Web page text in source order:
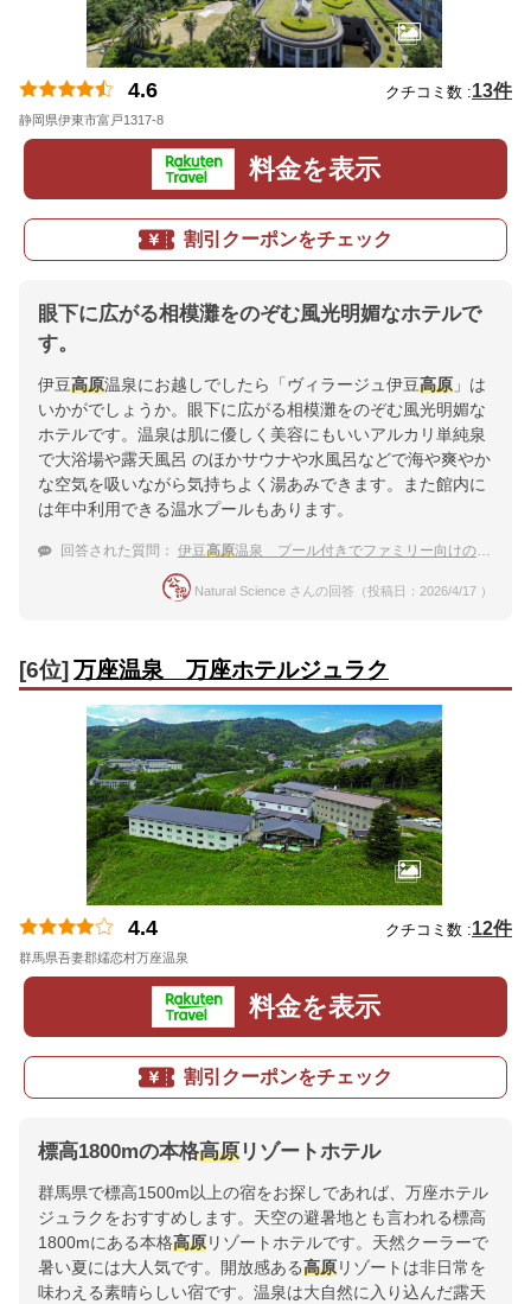
4.6 クチコミ数 :13件
静岡県伊東市富戸1317-8
料金を表示
割引クーポンをチェック
眼下に広がる相模灘をのぞむ風光明媚なホテルで
す。
伊豆高原温泉にお越しでしたら「ヴィラージュ伊豆高原 」は
いかがでしょうか。眼下に広がる相模灘をのぞむ風光明媚な
ホテルです。温泉は肌に優しく美容にもいいアルカリ単純泉
で大浴場や露天風呂 のほかサウナや水風呂などで海や爽やか
な空気を吸いながら気持ちよく湯あみできます。また館内に
は年中利用できる温水プールもあります。
回答された質問： 伊豆 高原温泉 プール付きでファミリー向けのホテル
Natural Science さんの回答（投稿日：2026/4/17 ）
[6位] 万座温泉 万座ホテルジュラク
4.4 クチコミ数 :12件
群馬県吾妻郡嬬恋村万座温泉
料金を表示
割引クーポンをチェック
標高1800mの本格高原 リゾートホテル
群馬県で標高1500m以上の宿をお探しであれば、万座ホテル
ジュラクをおすすめします。天空の避暑地とも言われる標高
1800mにある本格高原リゾートホテルです。天然クーラーで
暑い夏には大人気です。開放感ある高原リゾートは非日常を
味わえる素晴らしい宿です。温泉は大自然に入り込んだ露天